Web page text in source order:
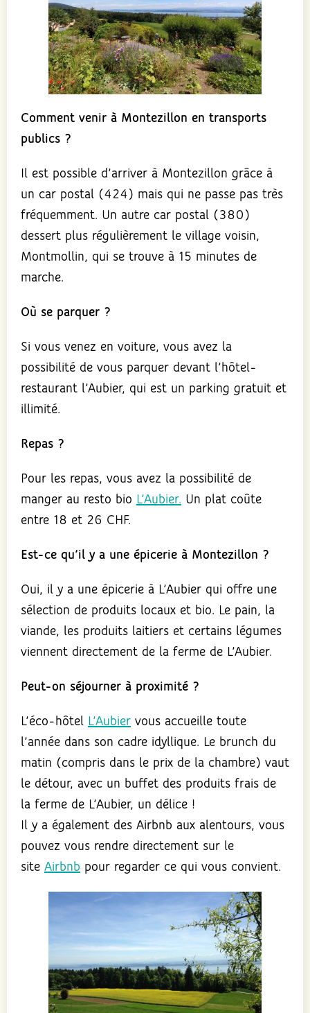
Comment venir à Montezillon en transports
publics ?
Il est possible d’arriver à Montezillon grâce à
un car postal (424) mais qui ne passe pas très
fréquemment. Un autre car postal (380)
dessert plus régulièrement le village voisin,
Montmollin, qui se trouve à 15 minutes de
marche.
Où se parquer ?
Si vous venez en voiture, vous avez la
possibilité de vous parquer devant l’hôtel-
restaurant l’Aubier, qui est un parking gratuit et
illimité.
Repas ?
Pour les repas, vous avez la possibilité de
manger au resto bio L’Aubier. Un plat coûte
entre 18 et 26 CHF.
Est-ce qu’il y a une épicerie à Montezillon ?
Oui, il y a une épicerie à L’Aubier qui offre une
sélection de produits locaux et bio. Le pain, la
viande, les produits laitiers et certains légumes
viennent directement de la ferme de L’Aubier.
Peut-on séjourner à proximité ?
L’éco-hôtel L’Aubier vous accueille toute
l’année dans son cadre idyllique. Le brunch du
matin (compris dans le prix de la chambre) vaut
le détour, avec un buffet des produits frais de
la ferme de L’Aubier, un délice !
Il y a également des Airbnb aux alentours, vous
pouvez vous rendre directement sur le
site Airbnb pour regarder ce qui vous convient.